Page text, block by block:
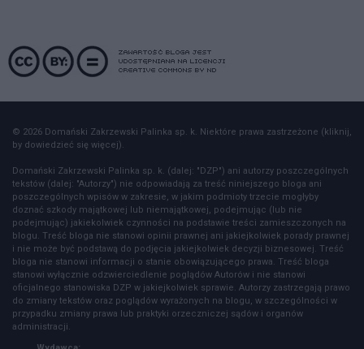
© 2026 Domański Zakrzewski Palinka sp. k. Niektóre prawa zastrzeżone (kliknij,
by dowiedzieć się więcej).
Domański Zakrzewski Palinka sp. k. (dalej: "DZP") ani autorzy poszczególnych
tekstów (dalej: "Autorzy") nie odpowiadają za treść niniejszego bloga ani
poszczególnych wpisów w zakresie, w jakim podmioty trzecie mogłyby
doznać szkody majątkowej lub niemajątkowej, podejmując (lub nie
podejmując) jakiekolwiek czynności na podstawie treści zamieszczonych na
blogu. Treść bloga nie stanowi opinii prawnej ani jakiejkolwiek porady prawnej
i nie może być podstawą do podjęcia jakiejkolwiek decyzji biznesowej. Treść
bloga nie stanowi informacji o stanie obowiązującego prawa. Treść bloga
stanowi wyłącznie odzwierciedlenie poglądów Autorów i nie stanowi
oficjalnego stanowiska DZP w jakiejkolwiek sprawie. Autorzy zastrzegają prawo
do zmiany tekstów oraz poglądów wyrażonych na blogu, w szczególności w
przypadku zmiany prawa lub praktyki orzeczniczej sądów i organów
administracji.